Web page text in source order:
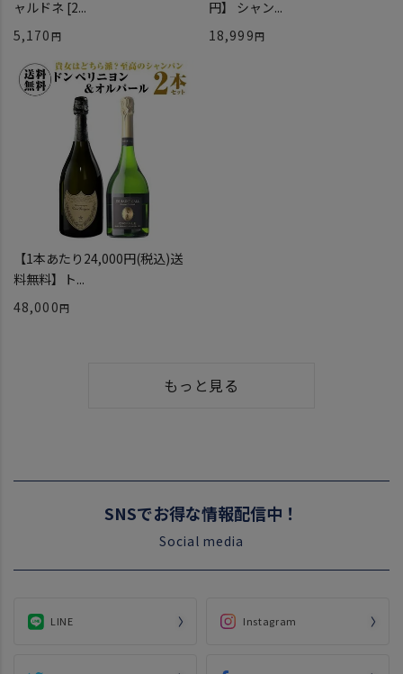
ャルドネ [2...
5,170
円】 シャン...
18,999
【1本あたり24,000円(税込)送
料無料】ト...
48,000
もっと見る
SNSでお得な情報配信中！
Social media
LINE Instagram